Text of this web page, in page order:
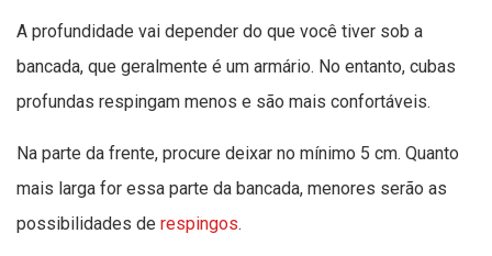
A profundidade vai depender do que você tiver sob a
bancada, que geralmente é um armário. No entanto, cubas
profundas respingam menos e são mais confortáveis.
Na parte da frente, procure deixar no mínimo 5 cm. Quanto
mais larga for essa parte da bancada, menores serão as
possibilidades de respingos.